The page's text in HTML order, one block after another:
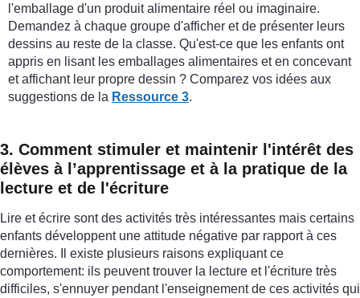
l'emballage d'un produit alimentaire réel ou imaginaire.
Demandez à chaque groupe d'afficher et de présenter leurs
dessins au reste de la classe. Qu'est-ce que les enfants ont
appris en lisant les emballages alimentaires et en concevant
et affichant leur propre dessin ? Comparez vos idées aux
suggestions de la Ressource 3.
3. Comment stimuler et maintenir l'intérêt des
élèves à l’apprentissage et à la pratique de la
lecture et de l'écriture
Lire et écrire sont des activités très intéressantes mais certains
enfants développent une attitude négative par rapport à ces
dernières. Il existe plusieurs raisons expliquant ce
comportement: ils peuvent trouver la lecture et l'écriture très
difficiles, s'ennuyer pendant l'enseignement de ces activités qui